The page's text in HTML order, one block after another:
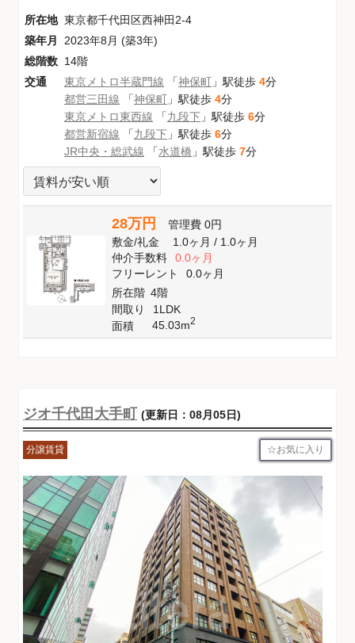
所在地 東京都千代田区西神田2-4
築年月
2023年8月 (築3年)
総階数 14階
交通
東京メトロ半蔵門線 「神保町 」駅徒歩 4分
都営三田線 「神保町 」駅徒歩 4分
東京メトロ東西線 「九段下 」駅徒歩 6分
都営新宿線 「九段下 」駅徒歩 6分
JR中央・総武線 「水道橋 」駅徒歩 7分
28万円 管理費 0円
敷金/礼金 1.0ヶ月/ 1.0ヶ月
仲介手数料
0.0ヶ月
フリーレント
0.0ヶ月
所在階 4階
間取り
1LDK
面積
45.03m2
ジオ千代田大手町 (更新日：08月05日)
分譲賃貸 お気に入り